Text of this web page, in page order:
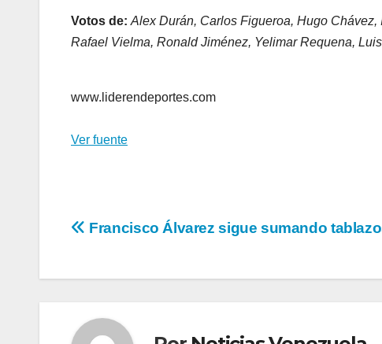
Votos de: Alex Durán, Carlos Figueroa, Hugo
Rafael Vielma, Ronald Jiménez, Yelimar Requena,
www.liderendeportes.com
Ver fuente
Navegación
Francisco Álvarez sigue sumando